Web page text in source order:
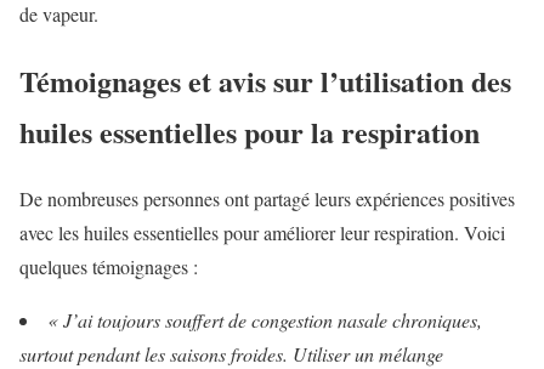
de vapeur.
Témoignages et avis sur l’utilisation des
huiles essentielles pour la respiration
De nombreuses personnes ont partagé leurs expériences positives
avec les huiles essentielles pour améliorer leur respiration. Voici
quelques témoignages :
« J’ai toujours souffert de congestion nasale chroniques,
surtout pendant les saisons froides. Utiliser un mélange